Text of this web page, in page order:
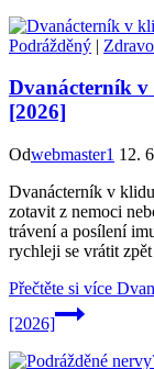
Podrážděný |
Dvanácterník
[2026]
Odwebmaster1 12.
Dvanácterník v
zotavit z nemoci
trávení a posílení
rychleji se vrátit
Přečtěte si více
[2026]